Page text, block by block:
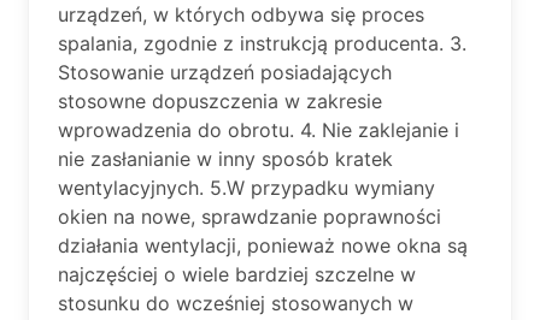
urządzeń, w których odbywa się proces
spalania, zgodnie z instrukcją producenta. 3.
Stosowanie urządzeń posiadających
stosowne dopuszczenia w zakresie
wprowadzenia do obrotu. 4. Nie zaklejanie i
nie zasłanianie w inny sposób kratek
wentylacyjnych. 5.W przypadku wymiany
okien na nowe, sprawdzanie poprawności
działania wentylacji, ponieważ nowe okna są
najczęściej o wiele bardziej szczelne w
stosunku do wcześniej stosowanych w